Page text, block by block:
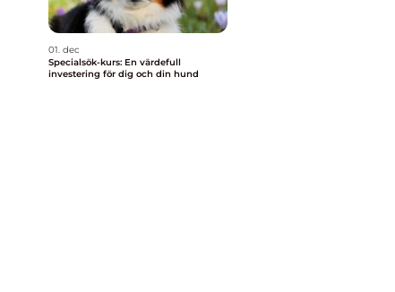
01. dec
Specialsök-kurs: En värdefull
investering för dig och din hund